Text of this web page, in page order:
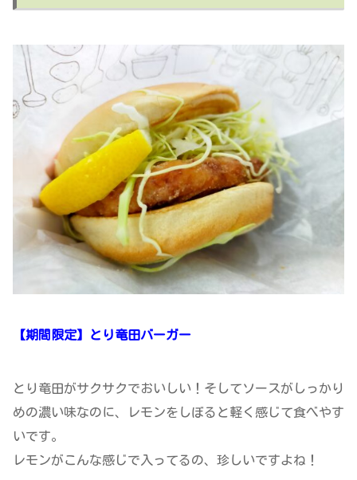
【期間限定】とり竜田バーガー
とり竜田がサクサクでおいしい！そしてソースがしっかり
めの濃い味なのに、レモンをしぼると軽く感じて食べやす
いです。
レモンがこんな感じで入ってるの、珍しいですよね！